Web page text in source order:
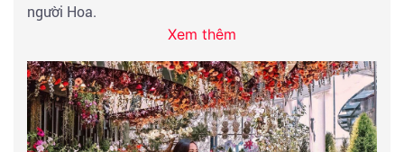
người Hoa.
cơm gà nổi tiếngtại đây, tìm hiểu nền văn
hóa Singapore đặc sắc tại khu vực Tiểu Ấn – Khu phố
Ả Rập, ngắm nhìn các mặt hàng lưu niệm, các đồ
dùng hàng ngày, hương liệu, thực phẩm ..vv.. với màu
sắc rất tươi và sặc sỡ, thể hiện nét đặc trưng không
Xem thêm